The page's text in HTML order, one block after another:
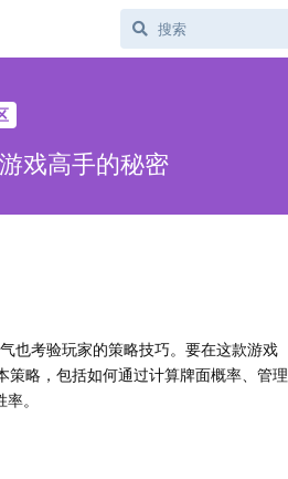
戏高手的秘密
也考验玩家的策略技巧。要在这款游戏
略，包括如何通过计算牌面概率、管理
。